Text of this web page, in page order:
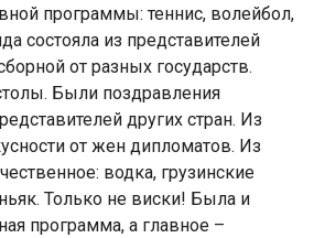
программы: теннис, волейбол,
состояла из представителей
от разных государств.
Были поздравления
других стран. Из
от жен дипломатов. Из
водка, грузинские
Только не виски! Была и
программа, а главное –